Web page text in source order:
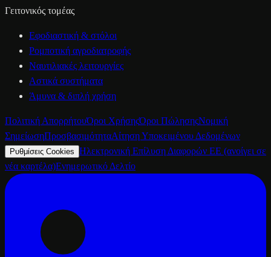
Γειτονικός τομέας
Εφοδιαστική & στόλοι
Ρομποτική αγροδιατροφής
Ναυτιλιακές λειτουργίες
Αστικά συστήματα
Άμυνα & διπλή χρήση
Πολιτική ΑπορρήτουΌροι ΧρήσηςΌροι ΠώλησηςΝομική
ΣημείωσηΠροσβασιμότηταΑίτηση Υποκειμένου Δεδομένων
Ρυθμίσεις Cookies Ηλεκτρονική Επίλυση Διαφορών ΕΕ (ανοίγει σε
νέα καρτέλα)Ενημερωτικό Δελτίο